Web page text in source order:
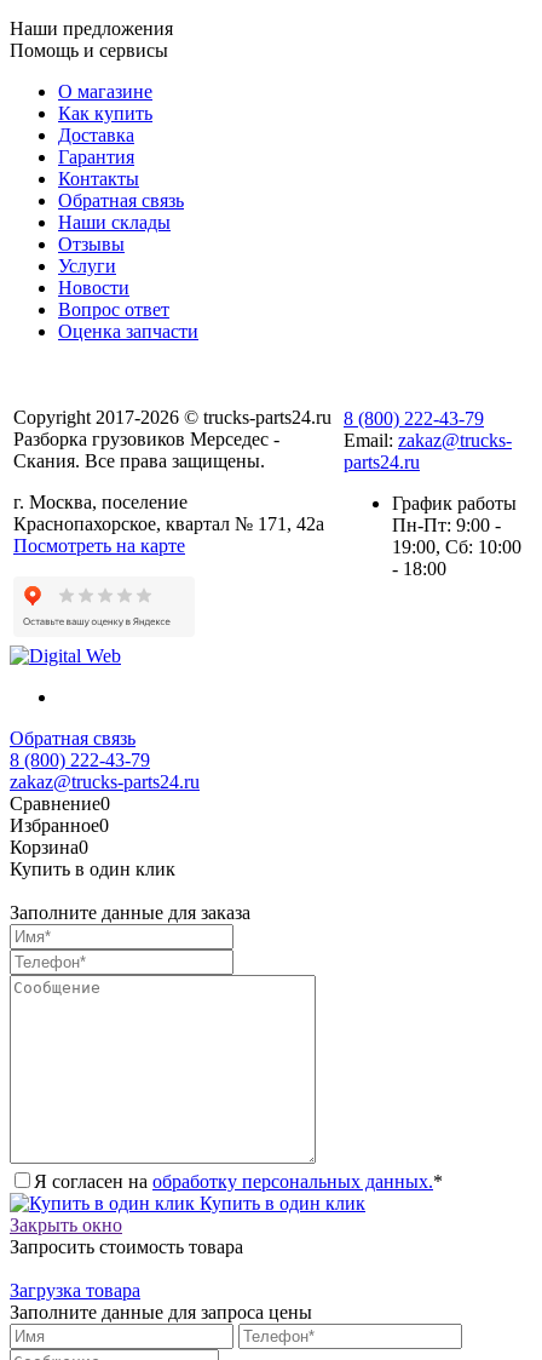
Наши предложения
Помощь и сервисы
О магазине
Как купить
Доставка
Гарантия
Контакты
Обратная связь
Наши склады
Отзывы
Услуги
Новости
Вопрос ответ
Оценка запчасти
Copyright 2017-2026 © trucks-parts24.ru
Разборка грузовиков Мерседес -
Скания. Все права защищены.
г. Москва, поселение
Краснопахорское, квартал № 171, 42а
Посмотреть на карте
8 (800) 222-43-79
Email: zakaz@trucks-
parts24.ru
График работы
Пн-Пт: 9:00 -
19:00, Сб: 10:00
- 18:00
Обратная связь
8 (800) 222-43-79
zakaz@trucks-parts24.ru
Сравнение0
Избранное0
Корзина0
Купить в один клик
Заполните данные для заказа
Я согласен на обработку персональных данных.*
Купить в один клик
Закрыть окно
Запросить стоимость товара
Загрузка товара
Заполните данные для запроса цены